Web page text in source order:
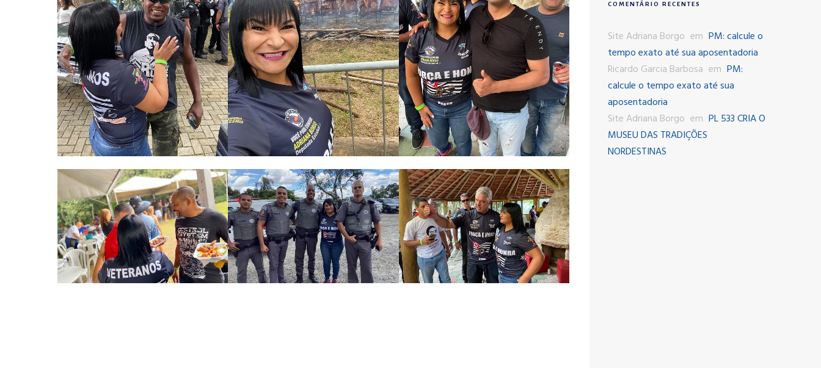
COMENTÁRIO RECENTES
Site Adriana Borgo em PM: calcule o
tempo exato até sua aposentadoria
Ricardo Garcia Barbosa em PM:
calcule o tempo exato até sua
aposentadoria
Site Adriana Borgo em PL 533 CRIA O
MUSEU DAS TRADIÇÕES
NORDESTINAS